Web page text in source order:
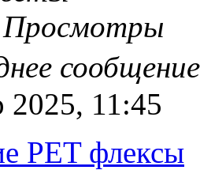
Просмотры
2025, 11:45
PET флексы